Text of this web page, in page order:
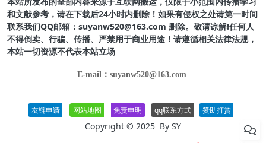
和文献参考，请在下载后24小时内删除！如果有侵权之处请第一时间
联系我们QQ邮箱：suyanw520@163.com 删除。敬请谅解!任何人
不得倒卖、行骗、传播、严禁用于商业用途！请遵循相关法律法规，
本站一切资源不代表本站立场
E-mail：suyanw520@163.com
友链申请 网站地图 免责申明 qq联系方式 赞助打赏
Copyright © 2025 By SY